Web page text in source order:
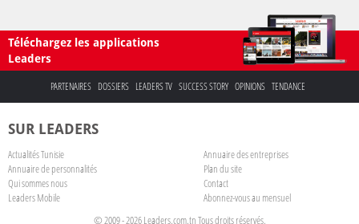
Téléchargez les applications
Leaders
PARTENAIRES DOSSIERS LEADERS TV SUCCESS STORY OPINIONS TENDANCE
SUR LEADERS
Actualités Tunisie
Annuaire des entreprises
Annuaire de personnalités
Plan du site
Qui sommes nous
Contact
Leaders Mobile
Abonnez-vous au mensuel
© 2009 - 2026 Leaders.com.tn Tous droits réservés.